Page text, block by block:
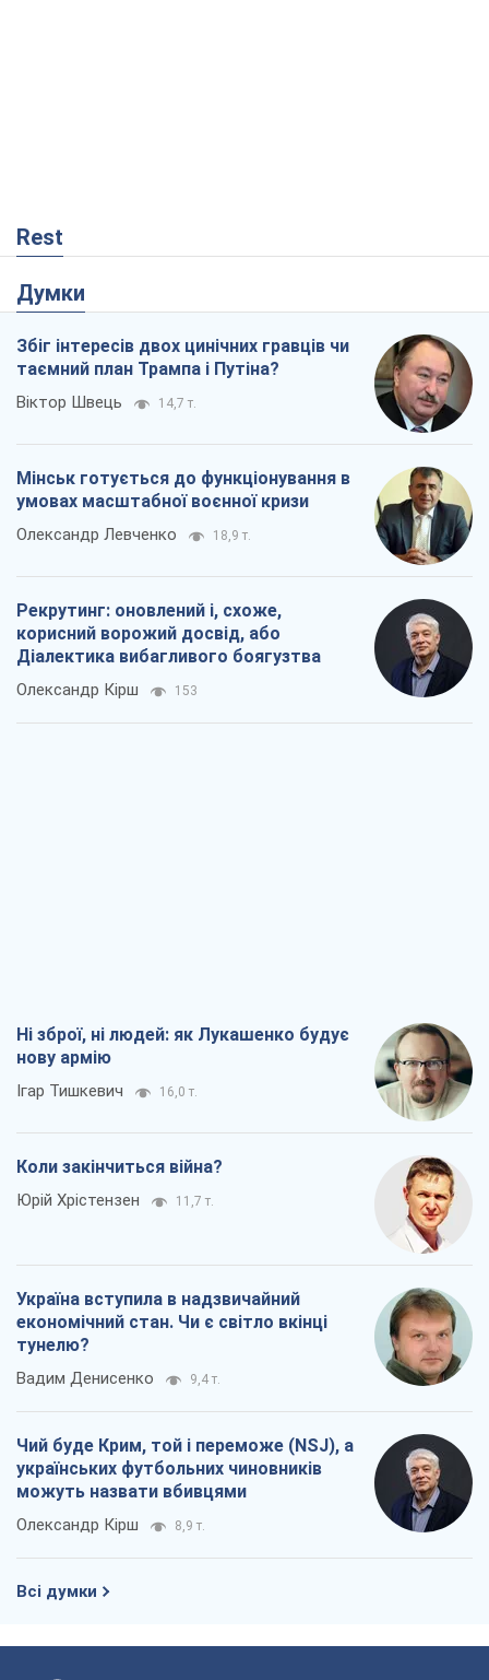
Rest
Думки
Збіг інтересів двох цинічних гравців чи
таємний план Трампа і Путіна?
Віктор Швець 14,7 т.
Мінськ готується до функціонування в
умовах масштабної воєнної кризи
Олександр Левченко 18,9 т.
Рекрутинг: оновлений і, схоже,
корисний ворожий досвід, або
Діалектика вибагливого боягузтва
Олександр Кірш 153
Ні зброї, ні людей: як Лукашенко будує
нову армію
Ігар Тишкевич 16,0 т.
Коли закінчиться війна?
Юрій Хрістензен 11,7 т.
Україна вступила в надзвичайний
економічний стан. Чи є світло вкінці
тунелю?
Вадим Денисенко 9,4 т.
Чий буде Крим, той і переможе (NSJ), а
українських футбольних чиновників
можуть назвати вбивцями
Олександр Кірш 8,9 т.
Всі думки